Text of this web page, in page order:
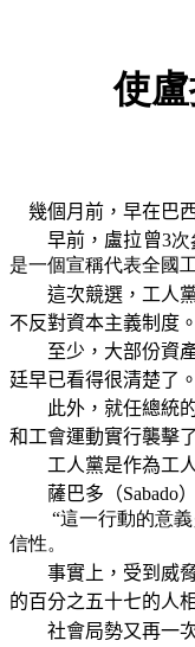
使
幾個月前，早在巴
早前，盧拉曾3次
是一個宣稱代表全國
這次競選，工人
不反對資本主義制度。
至少，大部份資
廷早已看得很清楚了
此外，就任總統
和工會運動實行襲擊
工人黨是作為工
薩巴多（Sabado
“這一行動的意
信性。
事實上，受到威
的百分之五十七的人
社會局勢又再一